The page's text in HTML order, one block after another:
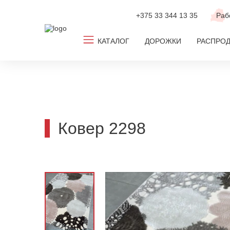
+375 33 344 13 35
КАТАЛОГ
По дизайну
По цвету
По комнате
ДОРОЖКИ
Ковер 2298